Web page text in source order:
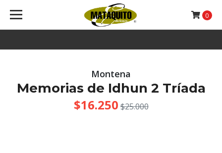
0
Montena
Memorias de Idhun 2 Tríada
$16.250 $25.000